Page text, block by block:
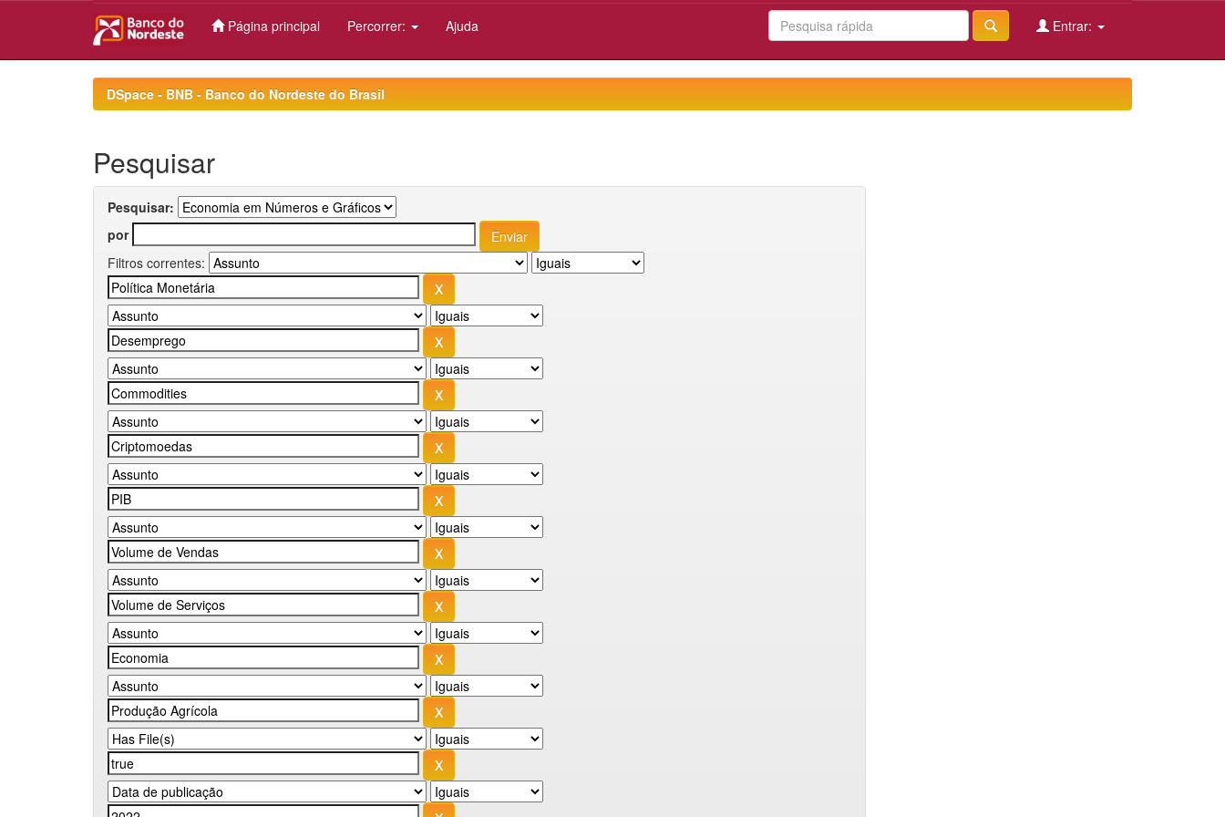
Página principal Percorrer: Ajuda Entrar:
DSpace - BNB - Banco do Nordeste do Brasil
Pesquisar
Pesquisar:
por
Filtros correntes: